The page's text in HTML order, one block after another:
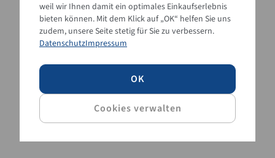
weil wir Ihnen damit ein optimales Einkaufserlebnis
bieten können. Mit dem Klick auf „OK“ helfen Sie uns
zudem, unsere Seite stetig für Sie zu verbessern.
DatenschutzImpressum
OK